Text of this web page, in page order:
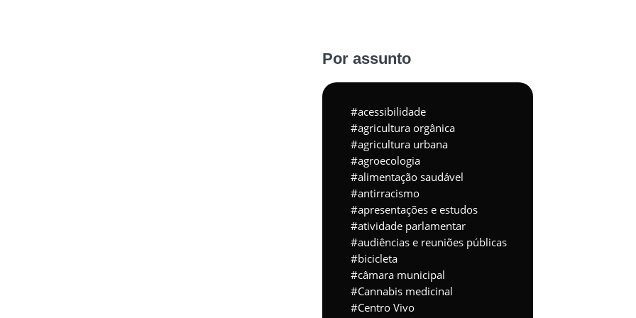
Por assunto
acessibilidade
agricultura orgânica
agricultura urbana
agroecologia
alimentação saudável
antirracismo
apresentações e estudos
atividade parlamentar
audiências e reuniões públicas
bicicleta
câmara municipal
Cannabis medicinal
Centro Vivo